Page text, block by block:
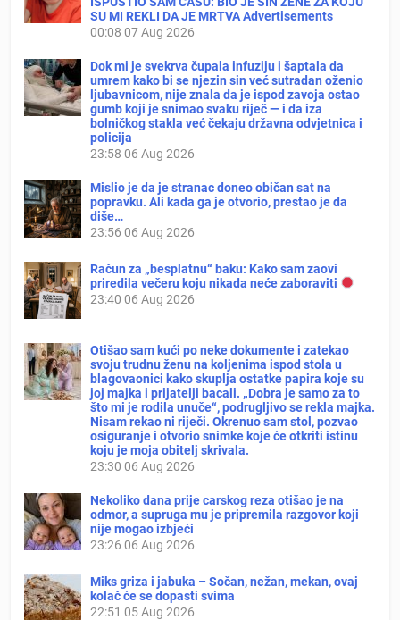
SU MI REKLI DA JE MRTVA Advertisements
00:08 07 Aug 2026
Dok mi je svekrva čupala infuziju i šaptala da
umrem kako bi se njezin sin već sutradan oženio
ljubavnicom, nije znala da je ispod zavoja ostao
gumb koji je snimao svaku riječ — i da iza
bolničkog stakla već čekaju državna odvjetnica i
policija
23:58 06 Aug 2026
Mislio je da je stranac doneo običan sat na
popravku. Ali kada ga je otvorio, prestao je da
diše…
23:56 06 Aug 2026
Račun za „besplatnu“ baku: Kako sam zaovi
priredila večeru koju nikada neće zaboraviti
23:40 06 Aug 2026
Otišao sam kući po neke dokumente i zatekao
svoju trudnu ženu na koljenima ispod stola u
blagovaonici kako skuplja ostatke papira koje su
joj majka i prijatelji bacali. „Dobra je samo za to
što mi je rodila unuče“, podrugljivo se rekla majka.
Nisam rekao ni riječi. Okrenuo sam stol, pozvao
osiguranje i otvorio snimke koje će otkriti istinu
koju je moja obitelj skrivala.
23:30 06 Aug 2026
Nekoliko dana prije carskog reza otišao je na
odmor, a supruga mu je pripremila razgovor koji
nije mogao izbjeći
23:26 06 Aug 2026
Miks griza i jabuka – Sočan, nežan, mekan, ovaj
kolač će se dopasti svima
22:51 05 Aug 2026